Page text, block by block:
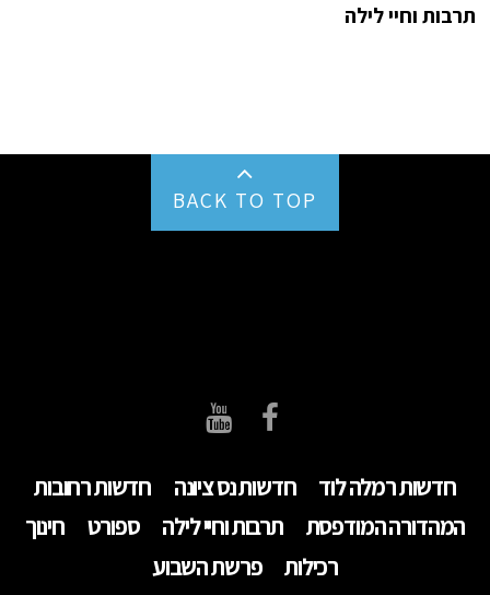
תרבות וחיי לילה
BACK TO TOP
חדשות רמלה לוד חדשות נס ציונה
חדשות רחובות
המהדורה המודפסת
תרבות וחיי לילה ספורט
חינוך
רכילות
פרשת השבוע